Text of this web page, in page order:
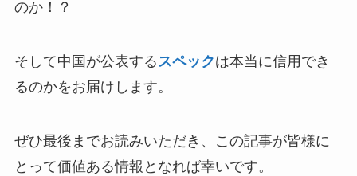
のか！？
そして中国が公表する スペックは本当に信用でき
るのかをお届けします。
ぜひ最後までお読みいただき、この記事が皆様に
とって価値ある情報となれば幸いです。